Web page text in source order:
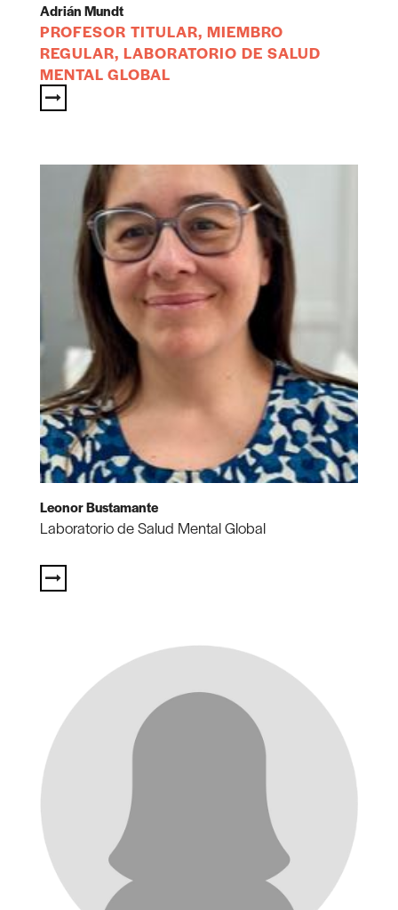
Adrián Mundt
PROFESOR TITULAR, MIEMBRO
REGULAR, LABORATORIO DE SALUD
MENTAL GLOBAL
Leonor Bustamante
Laboratorio de Salud Mental Global